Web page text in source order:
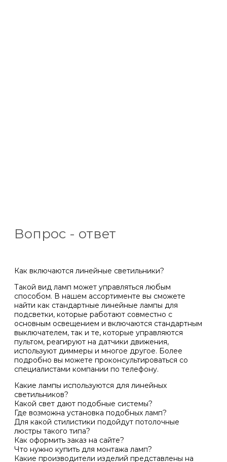
Вопрос - ответ
Как включаются линейные светильники?
Такой вид ламп может управляться любым
способом. В нашем ассортименте вы сможете
найти как стандартные линейные лампы для
подсветки, которые работают совместно с
основным освещением и включаются стандартным
выключателем, так и те, которые управляются
пультом, реагируют на датчики движения,
используют диммеры и многое другое. Более
подробно вы можете проконсультироваться со
специалистами компании по телефону.
Какие лампы используются для линейных
светильников?
Какой свет дают подобные системы?
Где возможна установка подобных ламп?
Для какой стилистики подойдут потолочные
люстры такого типа?
Как оформить заказ на сайте?
Что нужно купить для монтажа ламп?
Какие производители изделий представлены на